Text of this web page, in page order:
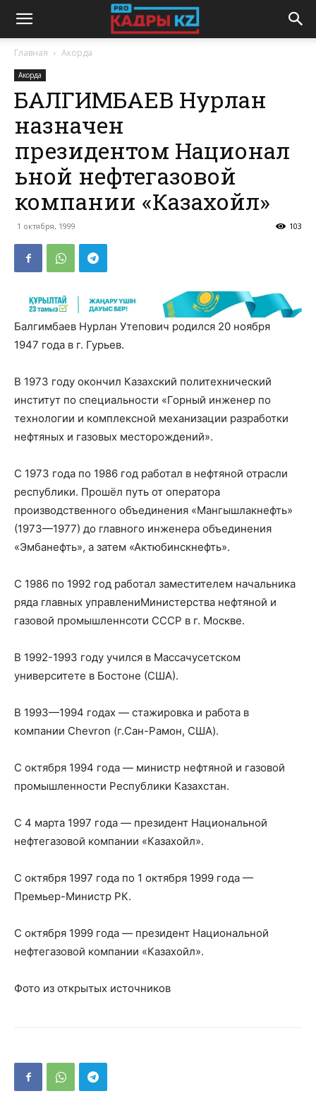
Главная Акорда
Акорда
БАЛГИМБАЕВ Нурлан
назначен
президентом Национал
ьной нефтегазовой
компании «Казахойл»
1 октября, 1999 103
Балгимбаев Нурлан Утепович родился 20 ноября
1947 года в г. Гурьев.
В 1973 году окончил Казахский политехнический
институт по специальности «Горный инженер по
технологии и комплексной механизации разработки
нефтяных и газовых месторождений».
С 1973 года по 1986 год работал в нефтяной отрасли
республики. Прошёл путь от оператора
производственного объединения «Мангышлакнефть»
(1973—1977) до главного инженера объединения
«Эмбанефть», а затем «Актюбинскнефть».
С 1986 по 1992 год работал заместителем начальника
ряда главных управлениМинистерства нефтяной и
газовой промышленнсоти СССР в г. Москве.
В 1992-1993 году учился в Массачусетском
университете в Бостоне (США).
В 1993—1994 годах — стажировка и работа в
компании Chevron (г.Сан-Рамон, США).
С октября 1994 года — министр нефтяной и газовой
промышленности Республики Казахстан.
С 4 марта 1997 года — президент Национальной
нефтегазовой компании «Казахойл».
С октября 1997 года по 1 октября 1999 года —
Премьер-Министр РК.
С октября 1999 года — президент Национальной
нефтегазовой компании «Казахойл».
Фото из открытых источников